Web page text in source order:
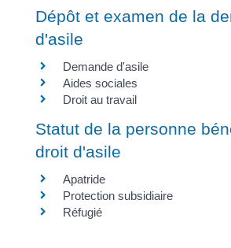
Dépôt et examen de la
d'asile
Demande d'asile
Aides sociales
Droit au travail
Statut de la personne
droit d'asile
Apatride
Protection subsidiaire
Réfugié